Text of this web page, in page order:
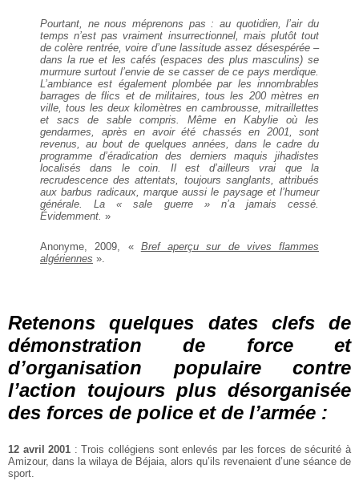
Pourtant, ne nous méprenons pas : au quotidien, l’air du
temps n’est pas vraiment insurrectionnel, mais plutôt tout
de colère rentrée, voire d’une lassitude assez désespérée –
dans la rue et les cafés (espaces des plus masculins) se
murmure surtout l’envie de se casser de ce pays merdique.
L’ambiance est également plombée par les innombrables
barrages de flics et de militaires, tous les 200 mètres en
ville, tous les deux kilomètres en cambrousse, mitraillettes
et sacs de sable compris. Même en Kabylie où les
gendarmes, après en avoir été chassés en 2001, sont
revenus, au bout de quelques années, dans le cadre du
programme d’éradication des derniers maquis jihadistes
localisés dans le coin. Il est d’ailleurs vrai que la
recrudescence des attentats, toujours sanglants, attribués
aux barbus radicaux, marque aussi le paysage et l’humeur
générale. La « sale guerre » n’a jamais cessé.
Évidemment. »
Anonyme, 2009, « Bref aperçu sur de vives flammes
algériennes ».
Retenons quelques dates clefs de
démonstration de force et
d’organisation populaire contre
l’action toujours plus désorganisée
des forces de police et de l’armée :
12 avril 2001 : Trois collégiens sont enlevés par les forces de sécurité à
Amizour, dans la wilaya de Béjaia, alors qu’ils revenaient d’une séance de
sport.